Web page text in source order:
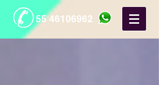
55 46106962